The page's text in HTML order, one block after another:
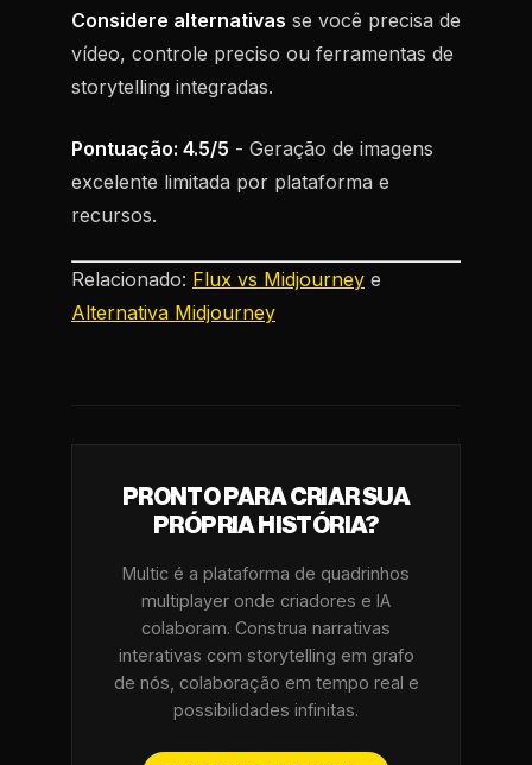
Considere alternativas se você precisa de
vídeo, controle preciso ou ferramentas de
storytelling integradas.
Pontuação: 4.5/5 - Geração de imagens
excelente limitada por plataforma e
recursos.
Relacionado: Flux vs Midjourney e
Alternativa Midjourney
PRONTO PARA CRIAR SUA
PRÓPRIA HISTÓRIA?
Multic é a plataforma de quadrinhos
multiplayer onde criadores e IA
colaboram. Construa narrativas
interativas com storytelling em grafo
de nós, colaboração em tempo real e
possibilidades infinitas.